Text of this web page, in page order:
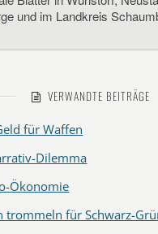
und im Landkreis
VERWANDTE BEITRÄGE
für Waffen
Dilemma
Ökonomie
trommeln für Schwarz-